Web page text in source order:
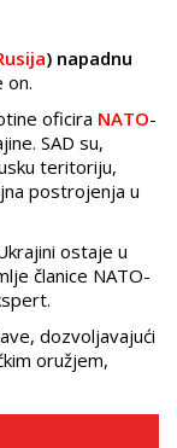
) napadnu
on.
oficira NATO-
SAD su,
teritoriju,
postrojenja u
ostaje u
članice NATO-
dozvoljavajući
oružjem,